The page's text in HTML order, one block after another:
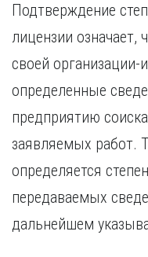
Подтверждение
лицензии означает,
своей организации-
определенные
предприятию
заявляемых работ.
определяется
передаваемых
дальнейшем